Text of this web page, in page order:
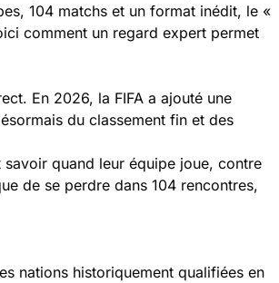
104 matchs et un format inédit, le «
comment un regard expert permet
En 2026, la FIFA a ajouté une
du classement fin et des
savoir quand leur équipe joue, contre
de se perdre dans 104 rencontres,
nations historiquement qualifiées en